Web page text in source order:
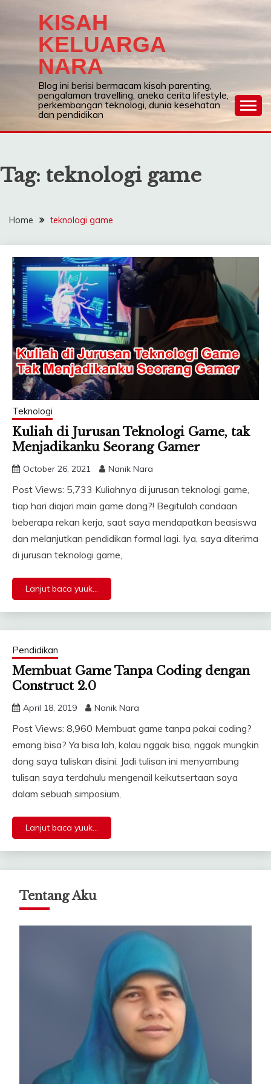
KISAH
KELUARGA
NARA
Blog ini berisi bermacam kisah parenting,
pengalaman travelling, aneka cerita lifestyle,
perkembangan teknologi, dunia kesehatan
dan pendidikan
Tag: teknologi game
Home teknologi game
Teknologi
Kuliah di Jurusan Teknologi Game, tak
Menjadikanku Seorang Gamer
October 26, 2021 Nanik Nara
Post Views: 5,733 Kuliahnya di jurusan teknologi game,
tiap hari diajari main game dong?! Begitulah candaan
beberapa rekan kerja, saat saya mendapatkan beasiswa
dan melanjutkan pendidikan formal lagi. Iya, saya diterima
di jurusan teknologi game,
Lanjut baca yuuk...
Pendidikan
Membuat Game Tanpa Coding dengan
Construct 2.0
April 18, 2019 Nanik Nara
Post Views: 8,960 Membuat game tanpa pakai coding?
emang bisa? Ya bisa lah, kalau nggak bisa, nggak mungkin
dong saya tuliskan disini. Jadi tulisan ini menyambung
tulisan saya terdahulu mengenail keikutsertaan saya
dalam sebuah simposium,
Lanjut baca yuuk...
Tentang Aku